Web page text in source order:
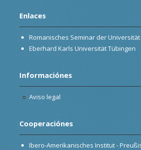
Enlaces
Romanisches Seminar der
Eberhard Karls Universität Tübingen
Informaciónes
Aviso legal
Cooperaciónes
Ibero-Amerikanisches Institut -